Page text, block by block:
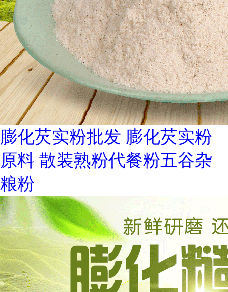
膨化芡实粉批发 膨化芡实粉
原料 散装熟粉代餐粉五谷杂
粮粉